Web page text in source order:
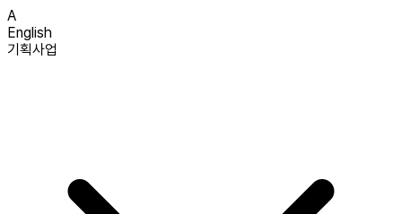
A
English
기획사업